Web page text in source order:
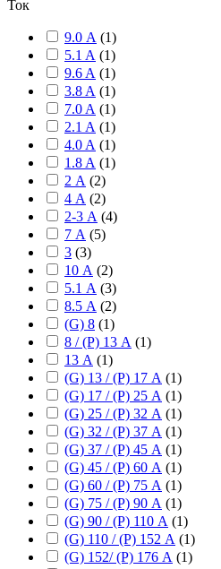
Ток
9.0 А (1)
5.1 A (1)
9.6 A (1)
3.8 A (1)
7.0 A (1)
2.1 A (1)
4.0 A (1)
1.8 A (1)
2 А (2)
4 А (2)
2-3 А (4)
7 А (5)
3 (3)
10 А (2)
5.1 А (3)
8.5 А (2)
(G) 8 (1)
8 / (P) 13 А (1)
13 А (1)
(G) 13 / (P) 17 А (1)
(G) 17 / (P) 25 А (1)
(G) 25 / (P) 32 А (1)
(G) 32 / (P) 37 А (1)
(G) 37 / (P) 45 А (1)
(G) 45 / (P) 60 А (1)
(G) 60 / (P) 75 А (1)
(G) 75 / (P) 90 А (1)
(G) 90 / (P) 110 А (1)
(G) 110 / (P) 152 А (1)
(G) 152/ (P) 176 А (1)